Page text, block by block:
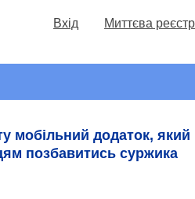
Вхід Миттєва
мобільний додаток, який
позбавитись суржика